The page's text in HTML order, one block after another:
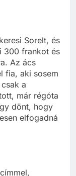
Sorelt, és
frankot és
Az ács
aki sosem
a
már régóta
dönt, hogy
elfogadná